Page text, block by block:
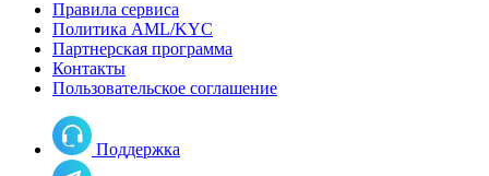
Правила сервиса
Политика AML/KYC
Партнерская программа
Контакты
Пользовательское соглашение
Поддержка